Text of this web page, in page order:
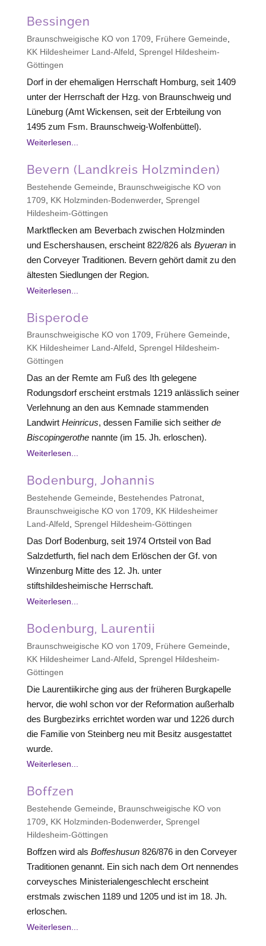
Bessingen
Braunschweigische KO von 1709 Frühere Gemeinde
KK Hildesheimer Land-Alfeld
Sprengel Hildesheim-
Göttingen
Dorf in der ehemaligen Herrschaft Homburg, seit 1409
unter der Herrschaft der Hzg. von Braunschweig und
Lüneburg (Amt Wickensen, seit der Erbteilung von
1495 zum Fsm. Braunschweig-Wolfenbüttel).
Weiterlesen...
Bevern (Landkreis Holzminden)
Bestehende Gemeinde
Braunschweigische KO von
1709
KK Holzminden-Bodenwerder, Sprengel
Hildesheim-Göttingen
Marktflecken am Beverbach zwischen Holzminden
und Eschershausen, erscheint 822/826 als Byueranin
den Corveyer Traditionen. Bevern gehört damit zu den
ältesten Siedlungen der Region.
Weiterlesen...
Bisperode
Braunschweigische KO von 1709, Frühere Gemeinde,
KK Hildesheimer Land-Alfeld, Sprengel Hildesheim-
Göttingen
Das an der Remte am Fuß des Ith gelegene
Rodungsdorf erscheint erstmals 1219 anlässlich seiner
Verlehnung an den aus Kemnade stammenden
Landwirt Heinricus, dessen Familie sich seither de
Biscopingerothenannte (im 15. Jh. erloschen).
Weiterlesen...
Bodenburg, Johannis
Bestehende Gemeinde Bestehendes Patronat,
Braunschweigische KO von 1709
KK Hildesheimer
Land-Alfeld
Sprengel Hildesheim-Göttingen
Das Dorf Bodenburg, seit 1974 Ortsteil von Bad
Salzdetfurth, fiel nach dem Erlöschen der Gf. von
Winzenburg Mitte des 12. Jh. unter
stiftshildesheimische Herrschaft.
Weiterlesen...
Bodenburg, Laurentii
Braunschweigische KO von 1709 Frühere Gemeinde
KK Hildesheimer Land-Alfeld
Sprengel Hildesheim-
Göttingen
Die Laurentiikirche ging aus der früheren Burgkapelle
hervor, die wohl schon vor der Reformation außerhalb
des Burgbezirks errichtet worden war und 1226 durch
die Familie von Steinberg neu mit Besitz ausgestattet
wurde.
Weiterlesen...
Boffzen
Bestehende Gemeinde
Braunschweigische KO von
1709
KK Holzminden-Bodenwerder, Sprengel
Hildesheim-Göttingen
Boffzen wird als Boffeshusun826/876 in den Corveyer
Traditionen genannt. Ein sich nach dem Ort nennendes
corveysches Ministerialengeschlecht erscheint
erstmals zwischen 1189 und 1205 und ist im 18. Jh.
erloschen.
Weiterlesen...